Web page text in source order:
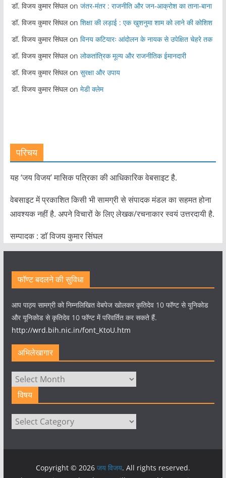
डॉ. विजय कुमार सिंघलon जंतर-मंतर : राजनीति और जन-आक्रोश का ताना-बाना
डॉ. विजय कुमार सिंघलon शिक्षा की लड़ाई : एक खुशनुमा शाम को लाने की कोशिश
डॉ. विजय कुमार सिंघलon विनय कटियारः आंदोलन के नायक से उपेक्षित चेहरे तक
डॉ. विजय कुमार सिंघलon लोकतांत्रिक मूल्य और राजनीतिक ईमानदारी
डॉ. विजय कुमार सिंघलon सुरक्षा और उपाय
डॉ. विजय कुमार सिंघलon मेडी क्लेम
परिचय
यह ‘जय विजय’ मासिक पत्रिका की आधिकारिक वेबसाइट है.
वेबसाइट में प्रकाशित किसी भी सामग्री से संपादक मंडल का सहमत होना
आवश्यक नहीं है. अपने विचारों के लिए लेखक/रचनाकार स्वयं उत्तरदायी है.
सम्पादक : डाॅ विजय कुमार सिंघल
फॉण्ट बदलने की सुविधा
आप पाठ्य सामग्री को निम्नलिखित वेबपेज खोलकर कृतिदेव 10 फॉण्ट से यूनिकोड
और यूनिकोड से कृतिदेव 10 फॉण्ट में परिवर्तित कर सकते हैं.
http://wrd.bih.nic.in/font_KtoU.htm
अभिलेखागार
अभिलेखागार
विषय
विषय
Copyright © 2026 जय विजय. All rights reserved.